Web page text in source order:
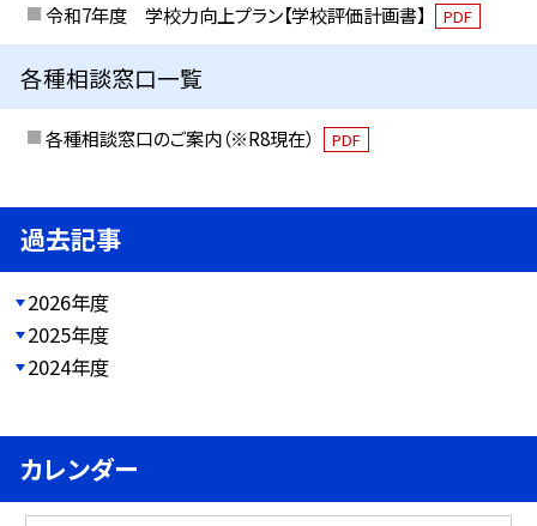
令和7年度 学校力向上プラン【学校評価計画書】 PDF
各種相談窓口一覧
各種相談窓口のご案内（※R8現在） PDF
過去記事
2026年度
2025年度
2024年度
カレンダー